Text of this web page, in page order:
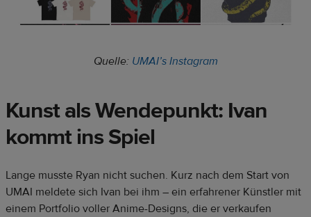
Quelle: UMAI’s Instagram
Kunst als Wendepunkt: Ivan
kommt ins Spiel
Lange musste Ryan nicht suchen. Kurz nach dem Start von
UMAI meldete sich Ivan bei ihm – ein erfahrener Künstler mit
einem Portfolio voller Anime-Designs, die er verkaufen